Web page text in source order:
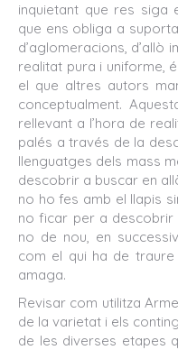
inquietant que res siga
que ens obliga a
d’aglomeracions, d’allò
realitat pura i uniforme,
el que altres autors
conceptualment.
rellevant a l’hora de
palés a través de la
llenguatges dels mass
descobrir a buscar en
no ho fes amb el llapis
no ficar per a descobrir
no de nou, en
com el qui ha de
amaga.
Revisar com utilitza
de la varietat i els
de les diverses etapes